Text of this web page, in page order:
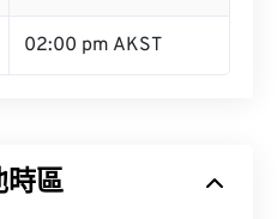
02:00 pm AKST
時區